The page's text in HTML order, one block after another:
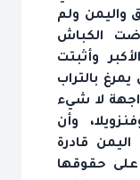
واليمن ولم
الكباش
وأثبتت
بالتراب
لا شيء
وأن
قادرة
حقوقها